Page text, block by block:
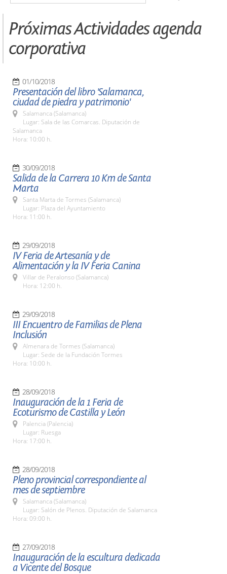
Próximas Actividades agenda
corporativa
01/10/2018
Presentación del libro 'Salamanca,
ciudad de piedra y patrimonio'
Salamanca (Salamanca)
Lugar: Sala de las Comarcas. Diputación de
Salamanca
Hora: 10:00 h.
30/09/2018
Salida de la Carrera 10 Km de Santa
Marta
Santa Marta de Tormes (Salamanca)
Lugar: Plaza del Ayuntamiento
Hora: 11:00 h.
29/09/2018
IV Feria de Artesanía y de
Alimentación y la IV Feria Canina
Villar de Peralonso (Salamanca)
Hora: 12:00 h.
29/09/2018
III Encuentro de Familias de Plena
Inclusión
Almenara de Tormes (Salamanca)
Lugar: Sede de la Fundación Tormes
Hora: 10:00 h.
28/09/2018
Inauguración de la 1 Feria de
Ecoturismo de Castilla y León
Palencia (Palencia)
Lugar: Ruesga
Hora: 17:00 h.
28/09/2018
Pleno provincial correspondiente al
mes de septiembre
Salamanca (Salamanca)
Lugar: Salón de Plenos. Diputación de Salamanca
Hora: 09:00 h.
27/09/2018
Inauguración de la escultura dedicada
a Vicente del Bosque